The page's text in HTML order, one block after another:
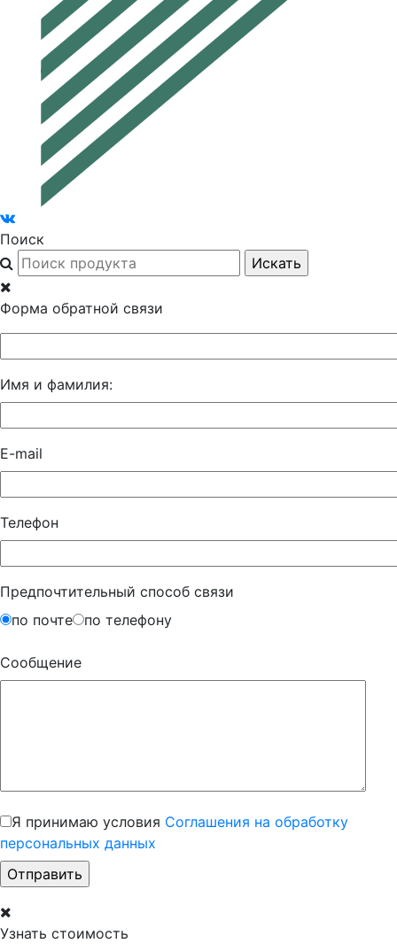
Поиск
Форма обратной связи
Имя и фамилия:
E-mail
Телефон
Предпочтительный способ связи
по почте
по телефону
Сообщение
Я принимаю условия Соглашения на обработку
персональных данных
Узнать стоимость